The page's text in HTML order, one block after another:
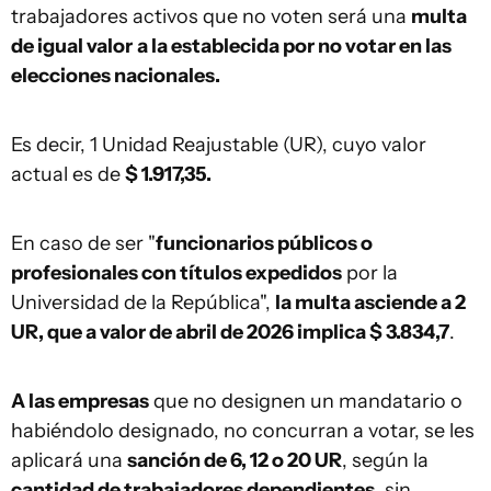
trabajadores activos que no voten será una multa
de igual valora la establecida por no votar en las
elecciones nacionales.
Es decir, 1 Unidad Reajustable (UR), cuyo valor
actual es de$ 1.917,35.
En caso de ser "funcionarios públicos o
profesionales con títulos expedidos por la
Universidad de la República", la multa asciende a 2
UR, que a valor deabril de 2026 implica $ 3.834,7.
A las empresasque no designen un mandatario o
habiéndolo designado, no concurran a votar, se les
aplicará una sanción de 6, 12 o 20 UR, según la